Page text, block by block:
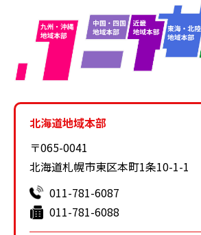
北海道地域本部
〒065-0041
北海道札幌市東区本町1条10-1-1
011-781-6087
011-781-6088